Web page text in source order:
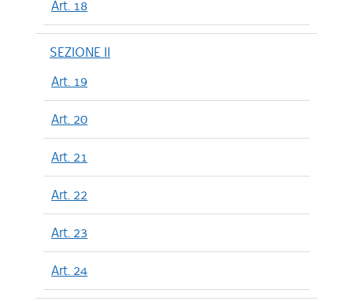
Art. 18
SEZIONE II
Art. 19
Art. 20
Art. 21
Art. 22
Art. 23
Art. 24